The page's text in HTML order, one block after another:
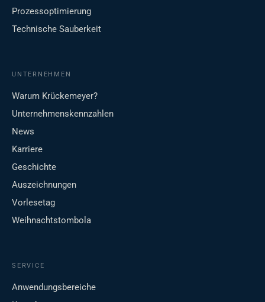
Prozessoptimierung
Technische Sauberkeit
UNTERNEHMEN
Warum Krückemeyer?
Unternehmenskennzahlen
News
Karriere
Geschichte
Auszeichnungen
Vorlesetag
Weihnachtstombola
SERVICE
Anwendungsbereiche